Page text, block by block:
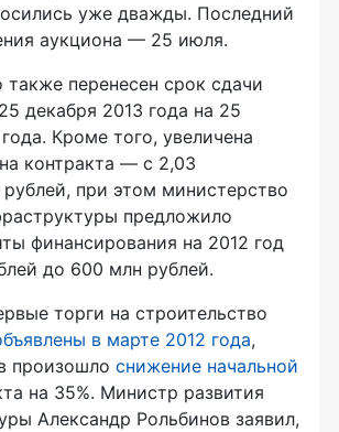
уже дважды. Последний
аукциона — 25 июля.
перенесен срок сдачи
декабря 2013 года на 25
Кроме того, увеличена
контракта — с 2,03
при этом министерство
предложило
финансирования на 2012 год
до 600 млн рублей.
торги на строительство
в марте 2012 года,
произошло снижение начальной
на 35%. Министр развития
Александр Рольбинов заявил,